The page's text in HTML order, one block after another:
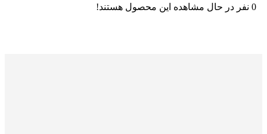
0 نفر در حال مشاهده این محصول هستند!